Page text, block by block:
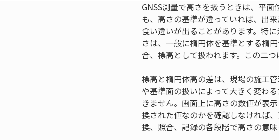
GNSS測量で高さを扱うときは、平
も、高さの基準が違っていれば、出
食い違いが出ることがあります。特
さは、一般に楕円体を基準とする楕
合、標高として扱われます。この二つ
標高と楕円体高の差は、現場の施工
や基準面の扱いによって大きく変わ
きません。画面上に高さの数値が表
換された値なのかを確認しなければ
換、照合、記録の各段階で高さの意